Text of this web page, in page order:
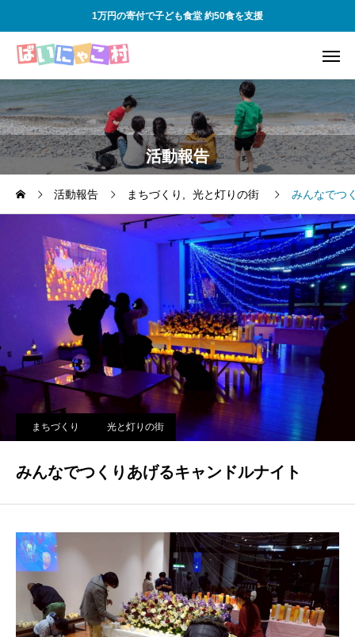
1万円の寄付で子ども食堂 約50食を支援
活動報告
活動報告 まちづくり 光と灯りの街 みんなでつ
まちづくり 光と灯りの街
みんなでつくりあげるキャンドルナイト